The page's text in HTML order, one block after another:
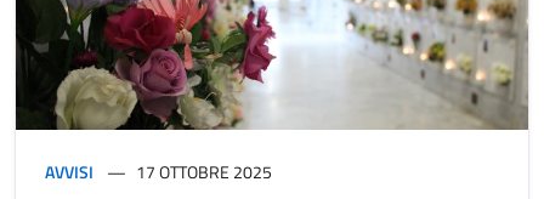
AVVISI 17 OTTOBRE 2025